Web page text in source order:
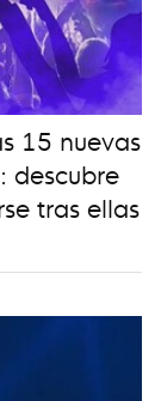
15 nuevas
descubre
tras ellas